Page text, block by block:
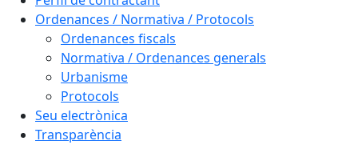
Ordenances / Normativa / Protocols
Ordenances fiscals
Normativa / Ordenances generals
Urbanisme
Protocols
Seu electrònica
Transparència